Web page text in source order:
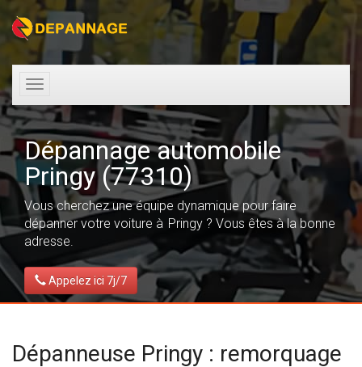
Toggle
navigation
Dépannage automobile
Pringy (77310)
Vous cherchez une équipe dynamique pour faire
dépanner votre voiture à Pringy ? Vous êtes à la bonne
adresse.
Appelez ici 7j/7
Dépanneuse Pringy : remorquage